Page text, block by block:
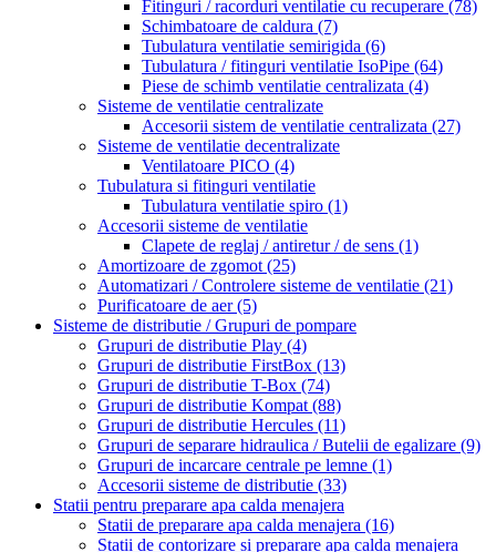
Fitinguri / racorduri ventilatie cu recuperare (78)
Schimbatoare de caldura (7)
Tubulatura ventilatie semirigida (6)
Tubulatura / fitinguri ventilatie IsoPipe (64)
Piese de schimb ventilatie centralizata (4)
Sisteme de ventilatie centralizate
Accesorii sistem de ventilatie centralizata (27)
Sisteme de ventilatie decentralizate
Ventilatoare PICO (4)
Tubulatura si fitinguri ventilatie
Tubulatura ventilatie spiro (1)
Accesorii sisteme de ventilatie
Clapete de reglaj / antiretur / de sens (1)
Amortizoare de zgomot (25)
Automatizari / Controlere sisteme de ventilatie (21)
Purificatoare de aer(5)
Sisteme de distributie / Grupuri de pompare
Grupuri de distributie Play (4)
Grupuri de distributie FirstBox (13)
Grupuri de distributie T-Box (74)
Grupuri de distributie Kompat (88)
Grupuri de distributie Hercules (11)
Grupuri de separare hidraulica / Butelii de egalizare (9)
Grupuri de incarcare centrale pe lemne (1)
Accesorii sisteme de distributie (33)
Statii pentru preparare apa calda menajera
Statii de preparare apa calda menajera (16)
Statii de contorizare si preparare apa calda menajera